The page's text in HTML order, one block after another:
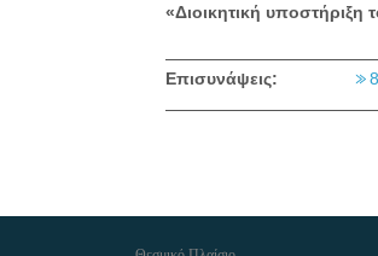
«Διοικητική
Επισυνάψεις: